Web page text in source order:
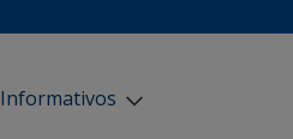
Informativos